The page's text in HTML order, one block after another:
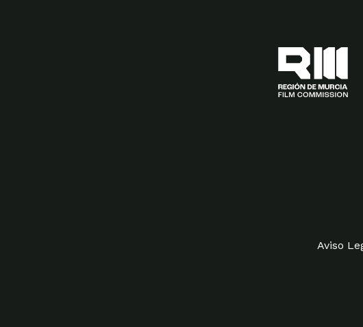
Aviso